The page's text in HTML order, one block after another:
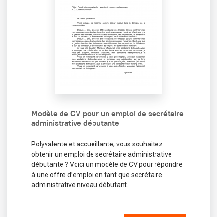
Modèle de CV pour un emploi de secrétaire
administrative débutante
Polyvalente et accueillante, vous souhaitez
obtenir un emploi de secrétaire administrative
débutante ? Voici un modèle de CV pour répondre
à une offre d’emploi en tant que secrétaire
administrative niveau débutant.